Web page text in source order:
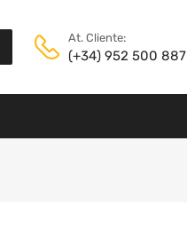
At. Cliente:
(+34) 952 500 887